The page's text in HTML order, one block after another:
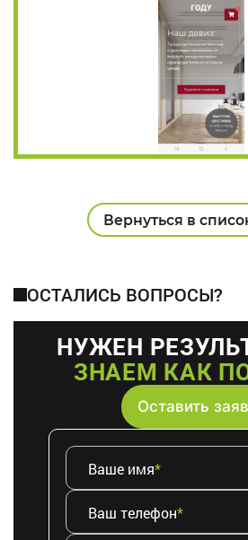
Вернуться в
ОСТАЛИСЬ ВОПРОСЫ?
НУЖЕН
ЗНАЕМ КАК
Оставить
Ваше имя*
Ваш телефон*